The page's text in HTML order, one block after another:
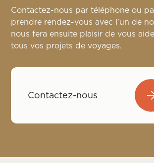
Contactez-nous par téléphone ou
prendre rendez-vous avec l’un de
nous fera ensuite plaisir de vous
tous vos projets de voyages.
Contactez-nous